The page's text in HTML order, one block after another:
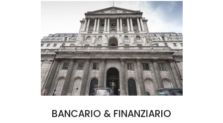
BANCARIO & FINANZIARIO